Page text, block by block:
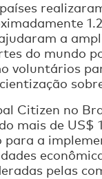
a
do mundo
voluntários
Citizen no
mais de
a
pelas